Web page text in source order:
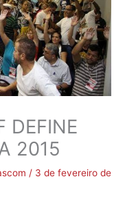
DEFINE
2015
/ 3 de fevereiro de